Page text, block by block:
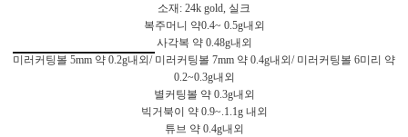
소재: 24k gold, 실크
복주머니 약0.4~ 0.5g내외
사각복 약 0.48g내외
미러커팅볼 5mm 약 0.2g내외/ 미러커팅볼 7mm 약 0.4g내외/ 미러커팅볼 6미리 약
0.2~0.3g내외
별커팅볼 약 0.3g내외
빅거북이 약 0.9~.1.1g 내외
튜브 약 0.4g내외